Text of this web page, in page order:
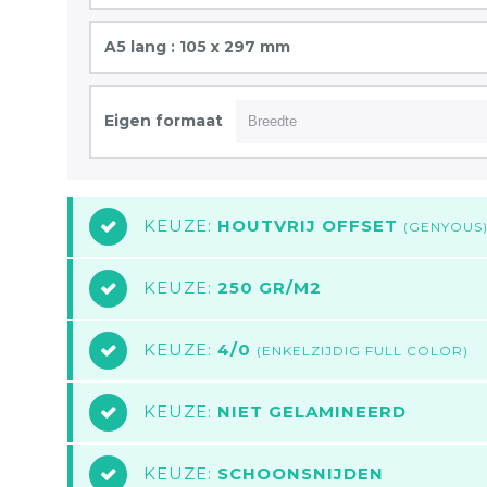
A5 lang : 105 x 297 mm
Eigen formaat
2 KEUZE: HOUTVRIJ OFFSET (GENYOUS)
3 KEUZE: 250 GR/M2
4 KEUZE: 4/0 (ENKELZIJDIG FULL COLOR)
5 KEUZE: NIET GELAMINEERD
6 KEUZE: SCHOONSNIJDEN